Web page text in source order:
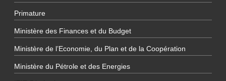
Primature
Ministère des Finances et du Budget
Ministère de l’Economie, du Plan et de la Coopération
Ministère du Pétrole et des Energies